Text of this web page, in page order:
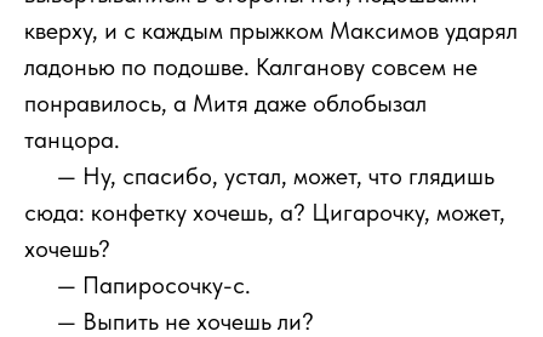
кверху, и с каждым прыжком Максимов ударял
ладонью по подошве. Калганову совсем не
понравилось, а Митя даже облобызал
танцора.
— Ну, спасибо, устал, может, что глядишь
сюда: конфетку хочешь, а? Цигарочку, может,
хочешь?
— Папиросочку-с.
— Выпить не хочешь ли?